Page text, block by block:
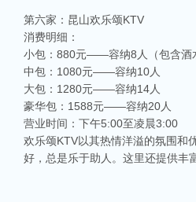
第六家：昆山欢乐颂KTV
消费明细：
小包：880元——容纳8人（包含酒
中包：1080元——容纳10人
大包：1280元——容纳14人
豪华包：1588元——容纳20人
营业时间：下午5:00至凌晨3:00
欢乐颂KTV以其热情洋溢的氛围和
好，总是乐于助人。这里还提供丰